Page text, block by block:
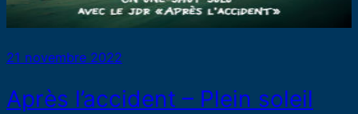
21 novembre 2022
Après l’accident – Plein soleil